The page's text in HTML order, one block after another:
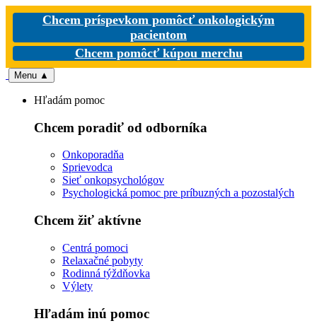
Chcem príspevkom pomôcť onkologickým
pacientom
Chcem pomôcť kúpou merchu
Menu ▲
Hľadám pomoc
Chcem poradiť od odborníka
Onkoporadňa
Sprievodca
Sieť onkopsychológov
Psychologická pomoc pre príbuzných a pozostalých
Chcem žiť aktívne
Centrá pomoci
Relaxačné pobyty
Rodinná týždňovka
Výlety
Hľadám inú pomoc